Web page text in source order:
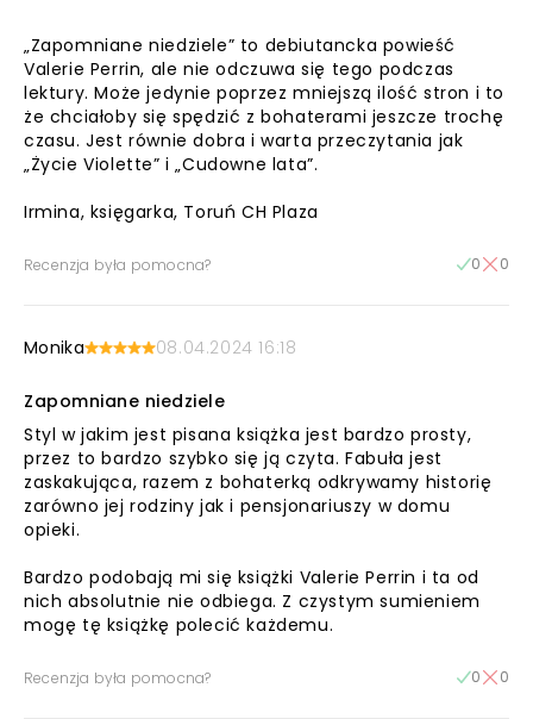
„Zapomniane niedziele” to debiutancka powieść
Valerie Perrin, ale nie odczuwa się tego podczas
lektury. Może jedynie poprzez mniejszą ilość stron i to
że chciałoby się spędzić z bohaterami jeszcze trochę
czasu. Jest równie dobra i warta przeczytania jak
„Życie Violette” i „Cudowne lata”.
Irmina, księgarka, Toruń CH Plaza
Recenzja była pomocna? 0 0
Monika 08.04.2024 16:18
Zapomniane niedziele
Styl w jakim jest pisana książka jest bardzo prosty,
przez to bardzo szybko się ją czyta. Fabuła jest
zaskakująca, razem z bohaterką odkrywamy historię
zarówno jej rodziny jak i pensjonariuszy w domu
opieki.
Bardzo podobają mi się książki Valerie Perrin i ta od
nich absolutnie nie odbiega. Z czystym sumieniem
mogę tę książkę polecić każdemu.
Recenzja była pomocna? 0 0